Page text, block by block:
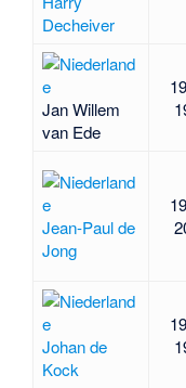
Decheiver
Jan Willem
van Ede
Jean-Paul de
Jong
Johan de
Kock